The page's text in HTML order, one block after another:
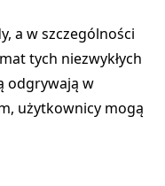
a w szczególności
tych niezwykłych
odgrywają w
użytkownicy mogą